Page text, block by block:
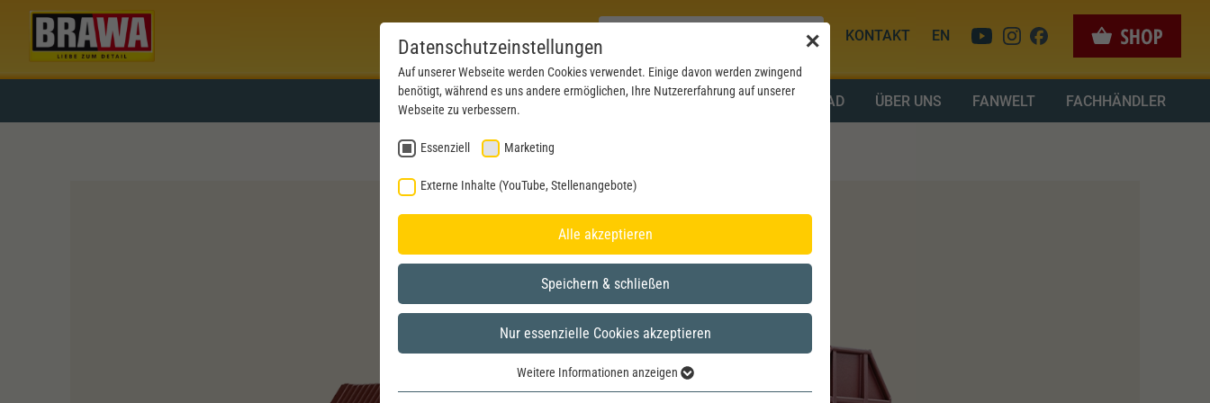
KONTAKT EN
PRODUKTE AKTUELLES SERVICE DOWNLOAD ÜBER UNS FANWELT FACHHÄNDLER
✕
Datenschutzeinstellungen
Auf unserer Webseite werden Cookies verwendet. Einige davon werden zwingend
benötigt, während es uns andere ermöglichen, Ihre Nutzererfahrung auf unserer
Webseite zu verbessern.
Essenziell Marketing
Externe Inhalte (YouTube, Stellenangebote)
Alle akzeptieren
Speichern & schließen
Nur essenzielle Cookies akzeptieren
Weitere Informationen anzeigen